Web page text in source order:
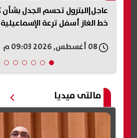
عاجل|البترول تحسم الجدل
خط الغاز أسفل ترعة الإسماعيلية
مالتى ميديا